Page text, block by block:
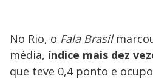
No Rio, o Fala Brasil
média, índice mais dez
que teve 0,4 ponto e